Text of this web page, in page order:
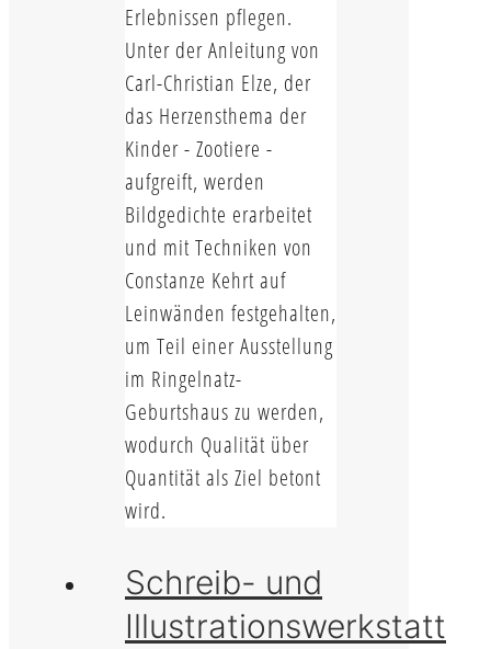
Erlebnissen pflegen.
Unter der Anleitung von
Carl-Christian Elze, der
das Herzensthema der
Kinder - Zootiere -
aufgreift, werden
Bildgedichte erarbeitet
und mit Techniken von
Constanze Kehrt auf
Leinwänden festgehalten,
um Teil einer Ausstellung
im Ringelnatz-
Geburtshaus zu werden,
wodurch Qualität über
Quantität als Ziel betont
wird.
Schreib- und
Illustrationswerkstatt